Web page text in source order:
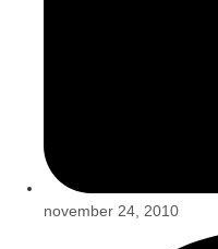
november 24, 2010